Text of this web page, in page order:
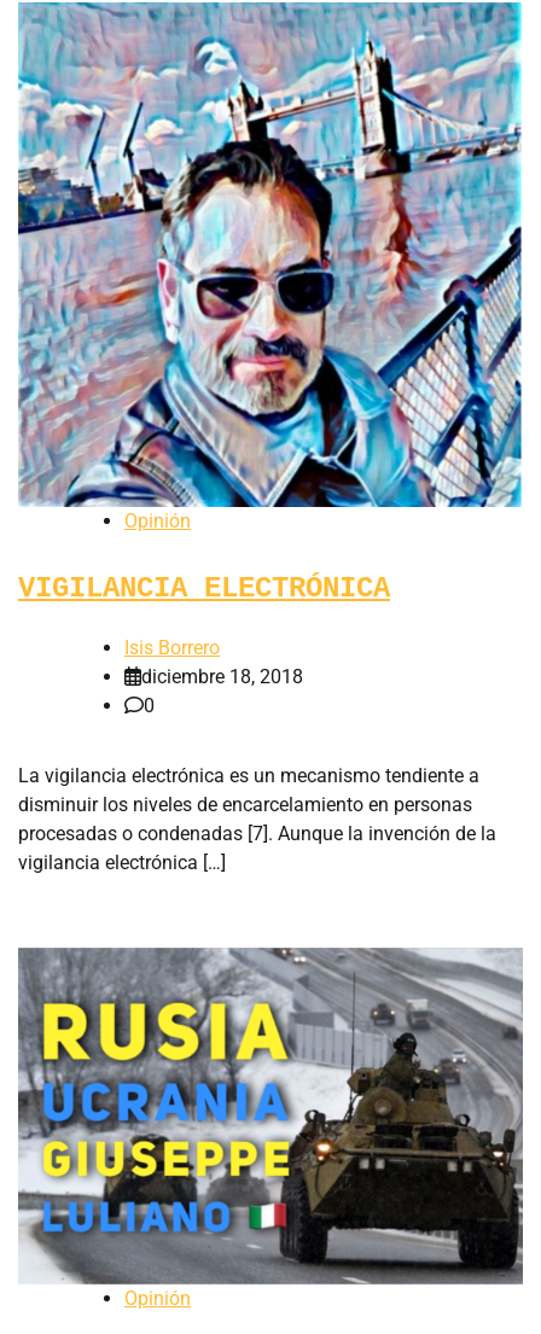
Opinión
VIGILANCIA ELECTRÓNICA
Isis Borrero
diciembre 18, 2018
0
La vigilancia electrónica es un mecanismo tendiente a
disminuir los niveles de encarcelamiento en personas
procesadas o condenadas [7]. Aunque la invención de la
vigilancia electrónica […]
Opinión